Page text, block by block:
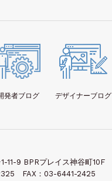
発者ブログ デザイナーブログ
11-9 BPRプレイス神谷町10F
FAX：03-6441-2425